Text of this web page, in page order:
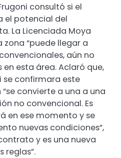
consultó si el
el potencial del
La Licenciada Moya
zona “puede llegar a
aún no
esta área. Aclaró que,
se confirmara este
convierte a una a una
no convencional. Es
en ese momento y se
nuevas condiciones”,
y es una nueva
reglas”.